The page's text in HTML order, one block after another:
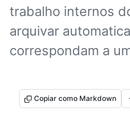
trabalho internos
arquivar
correspondam a
Copiar como Markdown